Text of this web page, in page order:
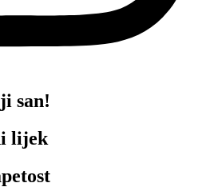
san!
lijek